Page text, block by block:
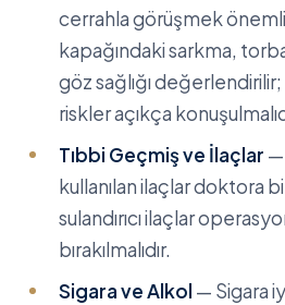
cerrahla görüşmek
kapağındaki sarkma,
göz sağlığı
riskler açıkça
Tıbbi Geçmiş ve İlaçlar —
kullanılan ilaçlar doktora
sulandırıcı ilaçlar
bırakılmalıdır.
Sigara ve Alkol — Sigara